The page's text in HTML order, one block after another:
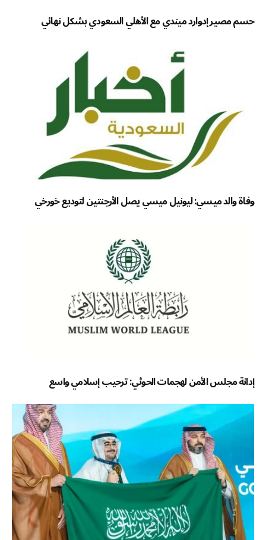
حسم مصير إدوارد ميندي مع الأهلي السعودي بشكل نهائي
وفاة والد ميسي: ليونيل ميسي يصل الأرجنتين لتوديع خورخي
إدانة مجلس الأمن لهجمات الحوثي: ترحيب إسلامي واسع